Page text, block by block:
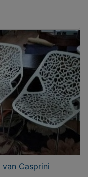
van Casprini